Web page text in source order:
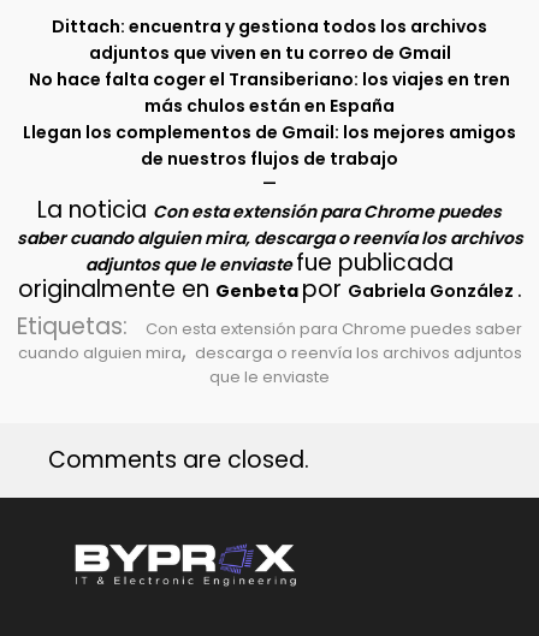
Dittach: encuentra y gestiona todos los archivos
adjuntos que viven en tu correo de Gmail
No hace falta coger el Transiberiano: los viajes en tren
más chulos están en España
Llegan los complementos de Gmail: los mejores amigos
de nuestros flujos de trabajo
–
La noticia Con esta extensión para Chrome puedes
saber cuando alguien mira, descarga o reenvía los archivos
adjuntos que le enviastefue publicada
originalmente en Genbeta por Gabriela González .
Etiquetas:
Con esta extensión para Chrome puedes saber
cuando alguien mira, descarga o reenvía los archivos adjuntos
que le enviaste
Comments are closed.